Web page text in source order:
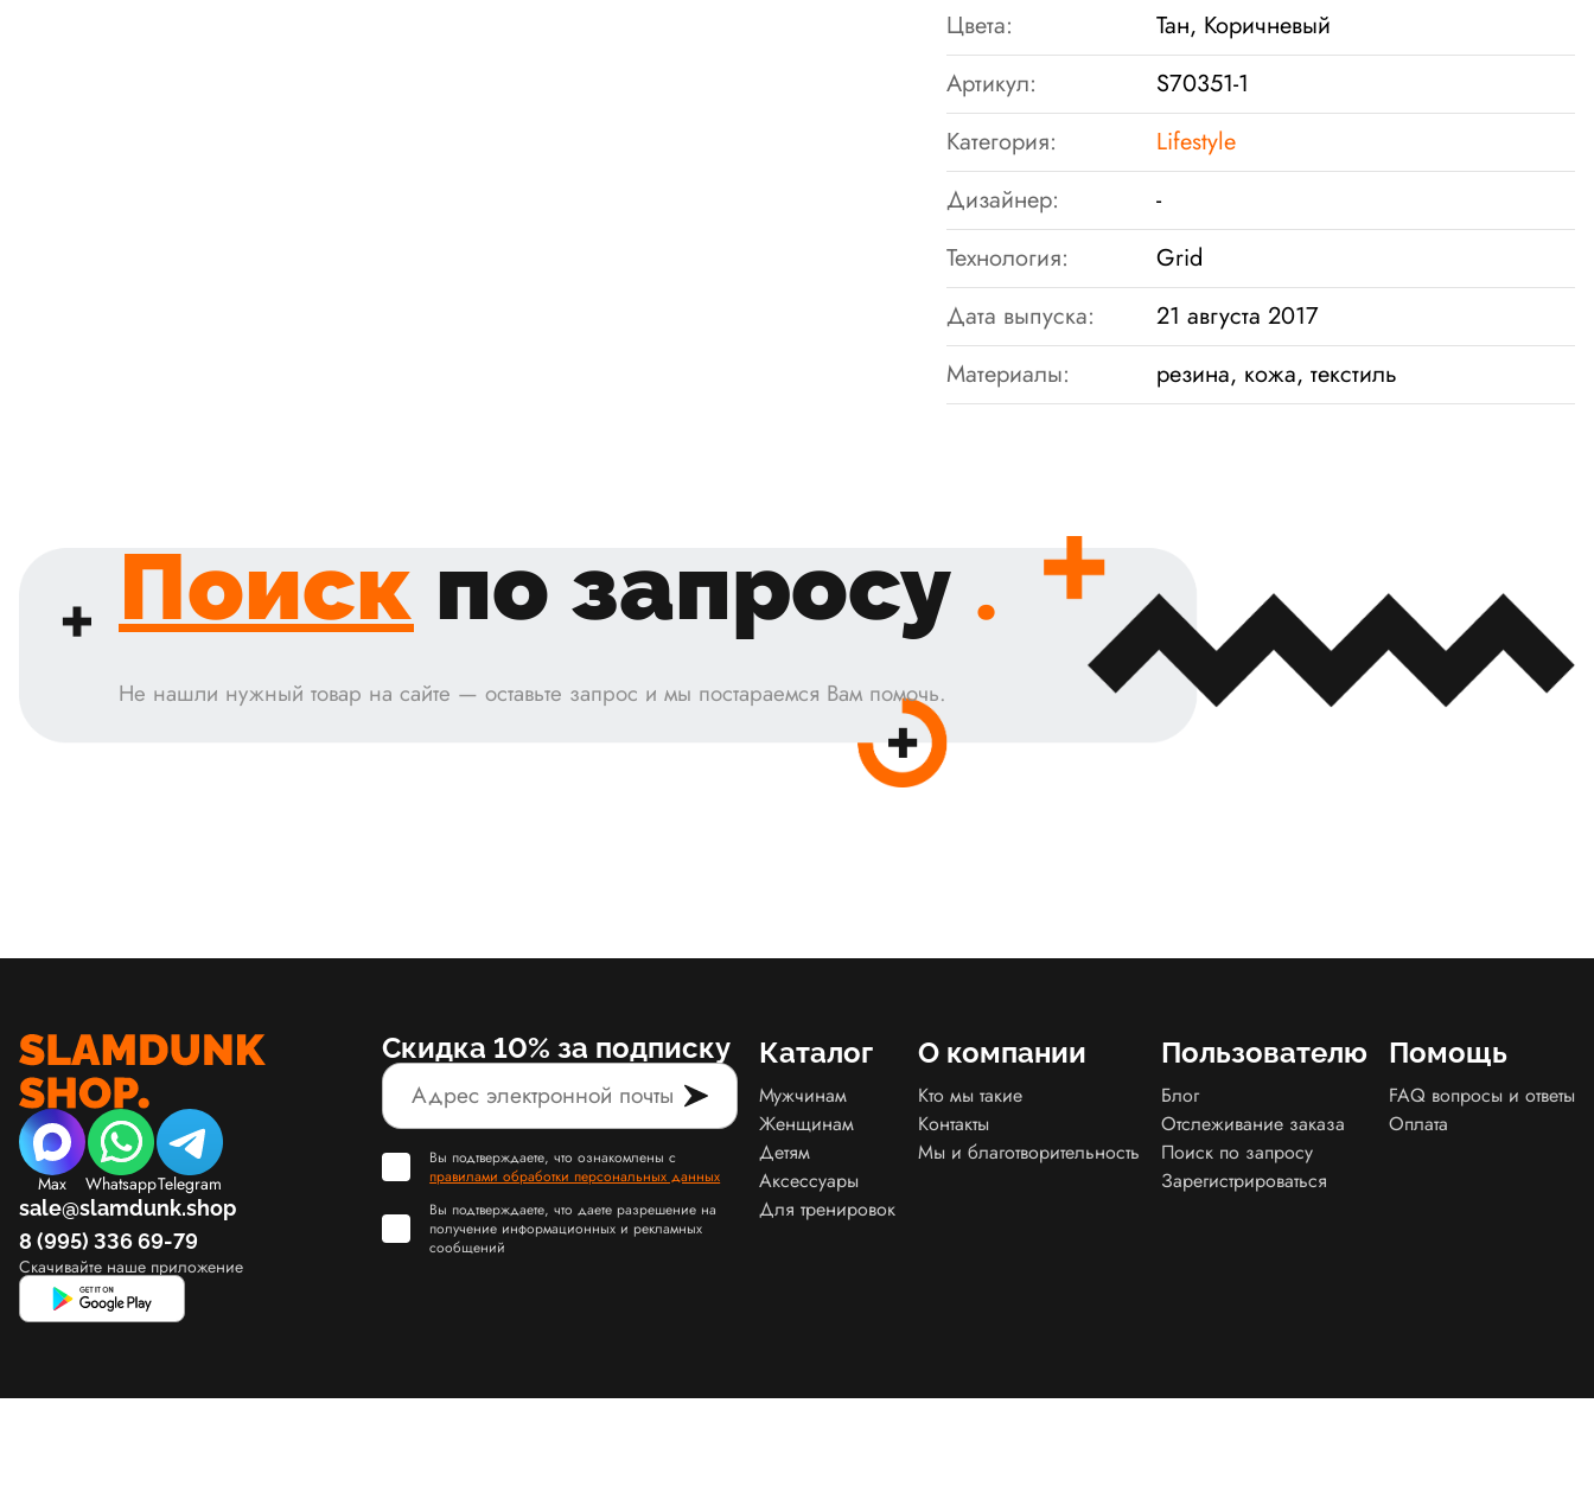
Цвета:
Тан, Коричневый
Артикул:
S70351-1
Категория:
Lifestyle
Дизайнер:
-
Технология:
Grid
Дата выпуска:
21 августа 2017
Материалы:
резина, кожа, текстиль
Поиск по запросу .
Не нашли нужный товар на сайте — оставьте запрос и мы постараемся Вам помочь.
Max WhatsappTelegram
sale@slamdunk.shop
8 (995) 336 69-79
Скачивайте наше приложение
Скидка 10% за подписку
Вы подтверждаете, что ознакомлены с
правилами обработки персональных данных
Вы подтверждаете, что даете разрешение на
получение информационных и рекламных
сообщений
Каталог
Мужчинам
Женщинам
Детям
Аксессуары
Для тренировок
О компании
Кто мы такие
Контакты
Мы и благотворительность
Пользователю
Блог
Отслеживание заказа
Поиск по запросу
Зарегистрироваться
Помощь
FAQ вопросы и ответы
Оплата